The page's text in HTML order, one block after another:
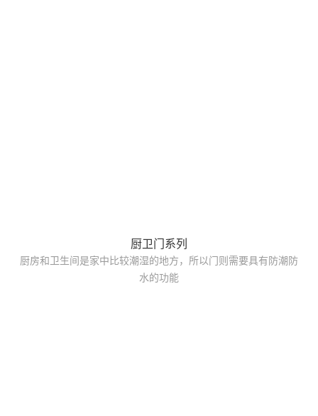
厨卫门系列
厨房和卫生间是家中比较潮湿的地方，所以门则需要具有防潮防
水的功能